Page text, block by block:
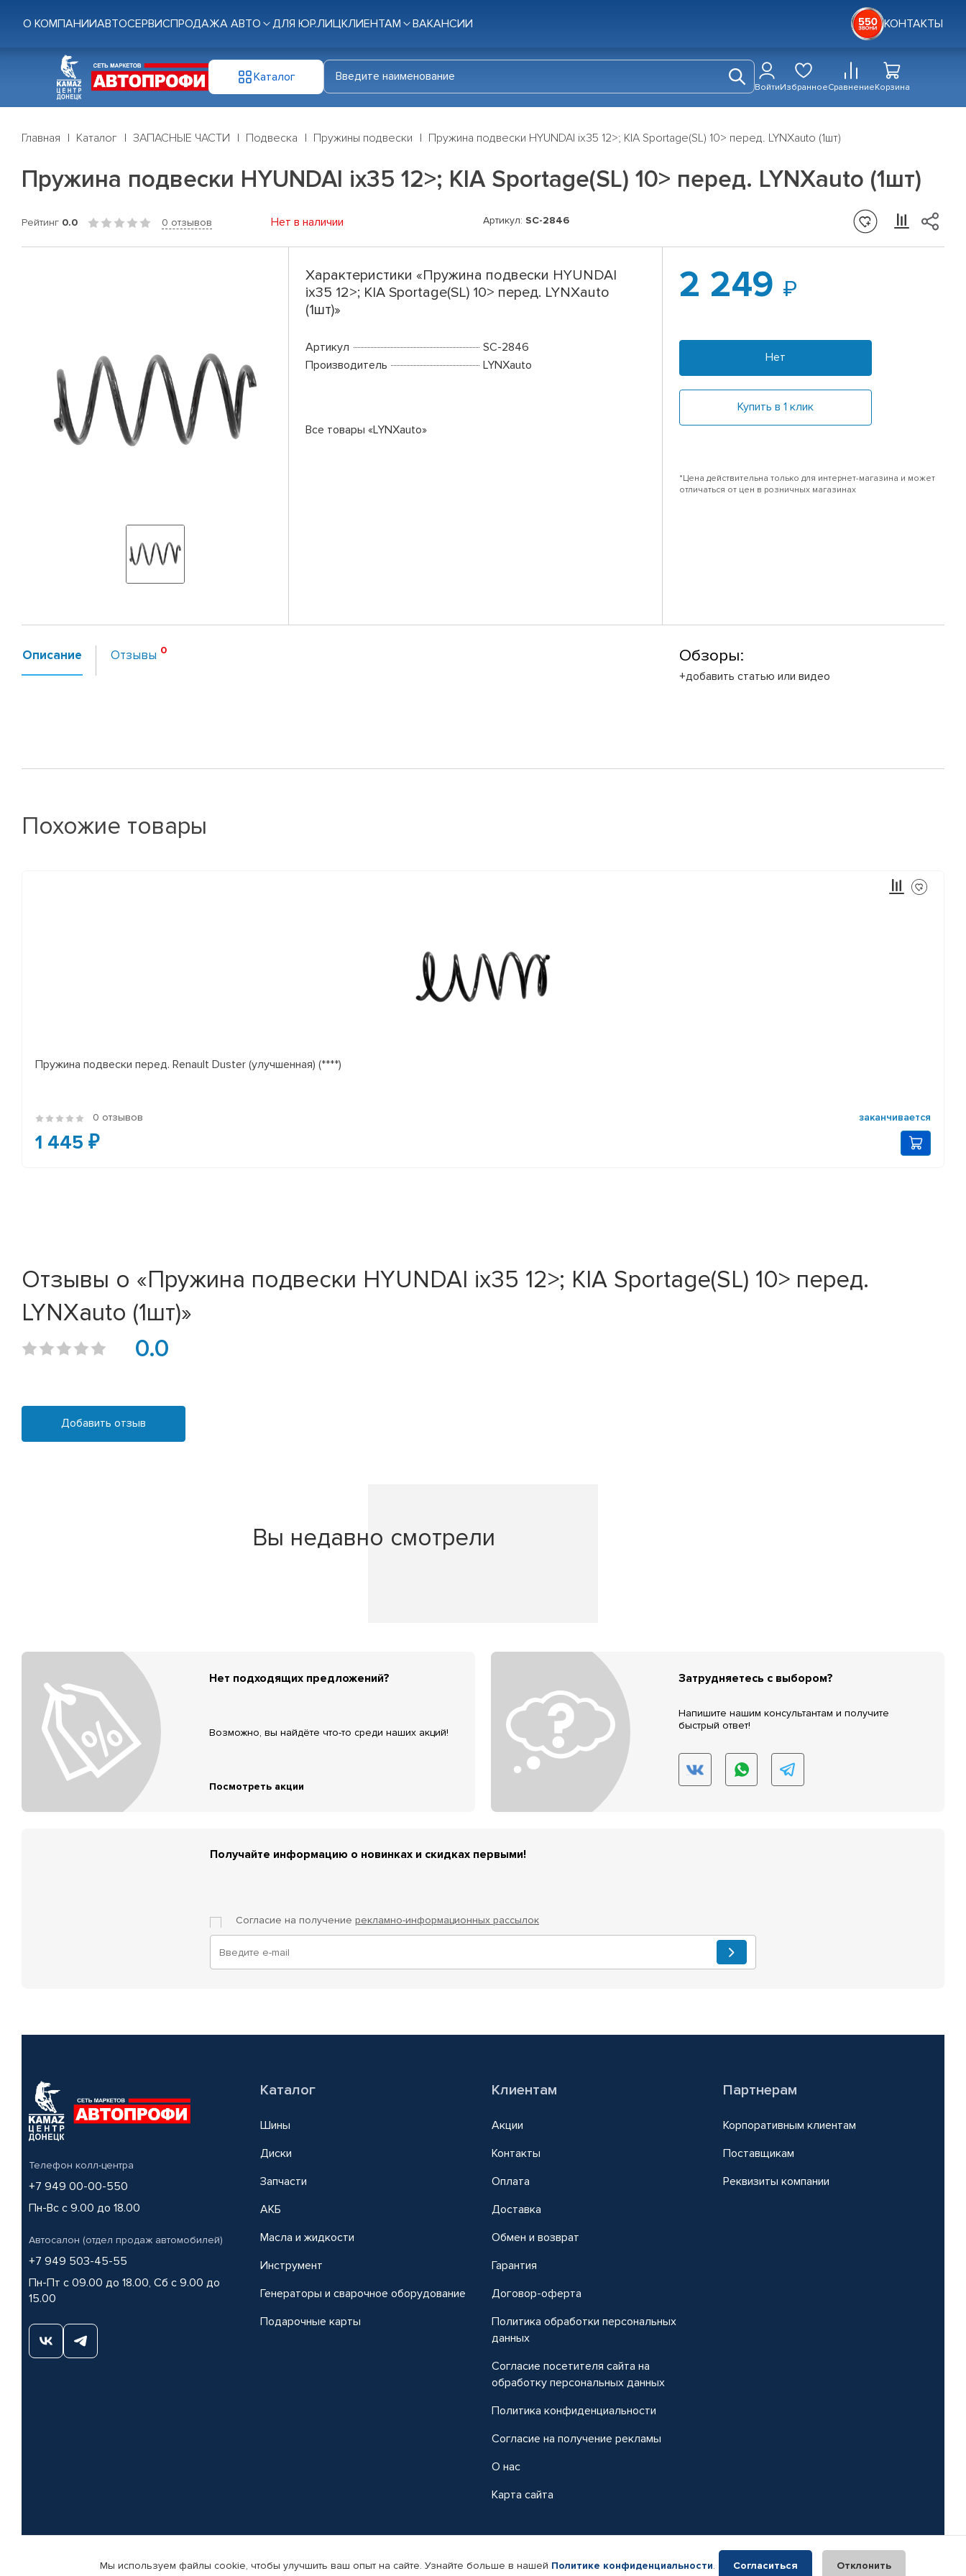
О КОМПАНИИАВТОСЕРВИСПРОДАЖА АВТО ДЛЯ ЮР.ЛИЦКЛИЕНТАМ ВАКАНСИИ КОНТАКТЫ
Каталог
ВойтиИзбранноеСравнениеКорзина
Главная Каталог ЗАПАСНЫЕ ЧАСТИ Подвеска Пружины подвески Пружина подвески HYUNDAI ix35 12>; KIA Sportage(SL) 10> перед. LYNXauto (1шт)
Пружина подвески HYUNDAI ix35 12>; KIA Sportage(SL) 10> перед. LYNXauto (1шт)
Рейтинг 0.0 0 отзывов Нет в наличии Артикул: SC-2846
Характеристики «Пружина подвески HYUNDAI
ix35 12>; KIA Sportage(SL) 10> перед. LYNXauto
(1шт)»
Артикул
SC-2846
Производитель
LYNXauto
Все товары «LYNXauto»
2 249
Нет
Купить в 1 клик
*Цена действительна только для интернет-магазина и может
отличаться от цен в розничных магазинах
Описание Отзывы Обзоры:
+добавить статью или видео
Похожие товары
Пружина подвески перед. Renault Duster (улучшенная) (****)
0 отзывов заканчивается
1 445 ₽
Отзывы о «Пружина подвески HYUNDAI ix35 12>; KIA Sportage(SL) 10> перед.
LYNXauto (1шт)»
0.0
Добавить отзыв
Вы недавно смотрели
Нет подходящих предложений?
Возможно, вы найдёте что-то среди наших акций!
Посмотреть акции
Затрудняетесь с выбором?
Напишите нашим консультантам и получите
быстрый ответ!
Получайте информацию о новинках и скидках первыми!
Согласие на получение рекламно-информационных рассылок
Телефон колл-центра
+7 949 00-00-550
Пн-Вс с 9.00 до 18.00
Автосалон (отдел продаж автомобилей)
+7 949 503-45-55
Пн-Пт с 09.00 до 18.00, Сб с 9.00 до
15.00
Каталог
Шины
Диски
Запчасти
АКБ
Масла и жидкости
Инструмент
Генераторы и сварочное оборудование
Подарочные карты
Клиентам
Акции
Контакты
Оплата
Доставка
Обмен и возврат
Гарантия
Договор-оферта
Политика обработки персональных
данных
Согласие посетителя сайта на
обработку персональных данных
Политика конфиденциальности
Согласие на получение рекламы
О нас
Карта сайта
Партнерам
Корпоративным клиентам
Поставщикам
Реквизиты компании
© КАМАЗ ЦЕНТР ДОНЕЦК, 2015-2026. Все права защищены. Интернет-магазин автомобильных товаров Автопрофи.
Мы используем файлы cookie, чтобы улучшить ваш опыт на сайте. Узнайте больше в нашей Политике конфиденциальности. Согласиться Отклонить